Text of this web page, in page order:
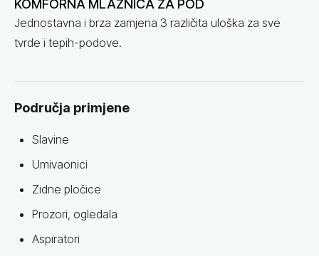
KOMFORNA MLAZNICA ZA POD
Jednostavna i brza zamjena 3 različita uloška za sve
tvrde i tepih-podove.
Područja primjene
Slavine
Umivaonici
Zidne pločice
Prozori, ogledala
Aspiratori